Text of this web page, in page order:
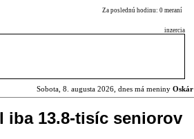
Za poslednú hodinu: 0 meraní
inzercia
Sobota, 8. augusta 2026, dnes má meniny Oskár
13.8-tisíc seniorov